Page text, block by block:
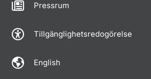
Pressrum
Tillgänglighetsredogörelse
English